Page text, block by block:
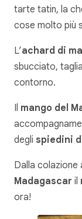
tarte tatin, la
cose molto più
L’achard di
sbucciato,
contorno.
Il mango del
degli spiedini
Dalla colazione
Madagascar il
ora!